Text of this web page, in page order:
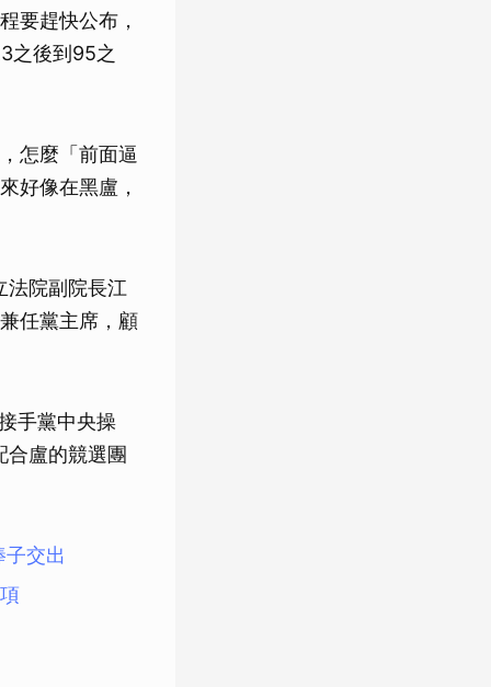
要趕快公布，
之後到95之
怎麼「前面逼
好像在黑盧，
法院副院長江
任黨主席，顧
手黨中央操
合盧的競選團
子交出